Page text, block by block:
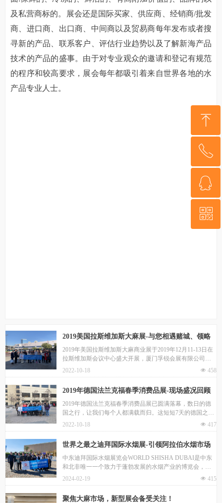
2019美国拉斯维加斯大麻展-与您相遇赌城、领略
全球最大大麻展
2019年美国拉斯维加斯大麻商业展于2019年12月11-13日在
拉斯维加斯会议中心盛大开展，厦门孚锐会展有限公司作
为中国区指定代理，与国内知名企业一同前往展会现场。
넶 458
2022-10-18
2019年德国法兰克福春季消费品展-现场盛况回顾
2019年德国法兰克福春季消费品展已圆满落幕，数日的德
国之行，让我们每个人都满载而归。这短短7天的德国之
行，让我们和展商朋友们建立了深厚的友谊，相处非常愉
快，回想起来就像发生在昨天，历历在目。
넶 417
2022-10-18
世界之最之迪拜国际水烟展-引领阿拉伯水烟市场
中东迪拜国际水烟展览会WORLD SHISHA DUBAI是中东
和北非唯一一个致力于蓬勃发展的水烟产业的博览会，于
2024年2月14-15日在迪拜美丽的节假日城盛大开幕，现场展
会热闹非凡，迎接了中东水烟行业的各大批发商和采购
商，再创历史新高。
넶 415
2024-02-19
聚焦大麻市场，新型展会备受关注！
及私营商标的。展会还是国际买家、供应商、经销商/批发
商、进口商、出口商、中间商以及贸易商每年发布或者搜
寻新的产品、联系客户、评估行业趋势以及了解新海产品
技术的产品的盛事。由于对专业观众的邀请和登记有规范
的程序和较高要求，展会每年都吸引着来自世界各地的水
产品专业人士。
ꁸ
回到顶部
ꂅ
ꁗ
QQ客服
ꀥ